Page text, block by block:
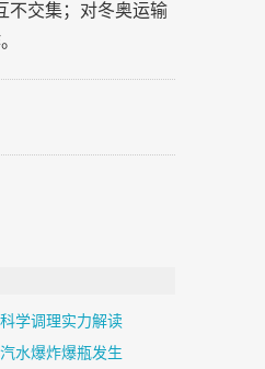
不交集；对冬奥运输
学调理实力解读
水爆炸爆瓶发生